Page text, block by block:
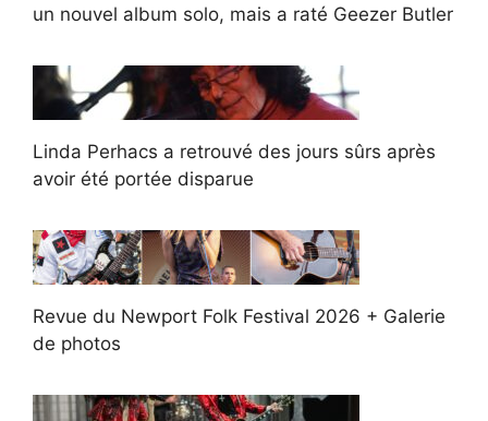
un nouvel album solo, mais a raté Geezer Butler
Linda Perhacs a retrouvé des jours sûrs après
avoir été portée disparue
Revue du Newport Folk Festival 2026 + Galerie
de photos